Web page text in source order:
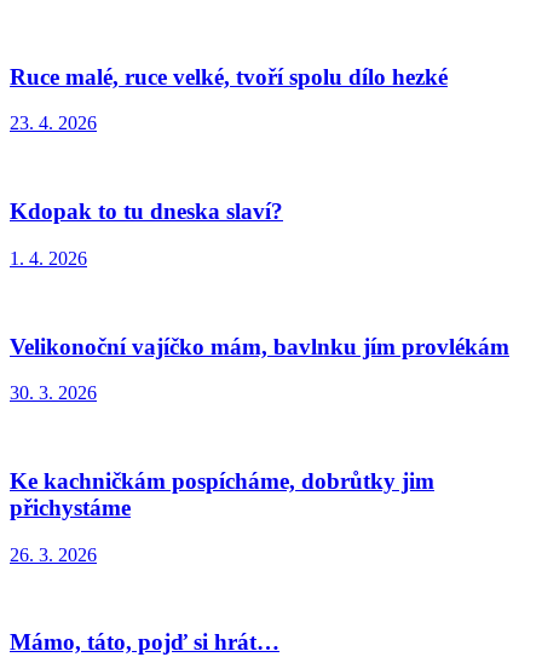
Ruce malé, ruce velké, tvoří spolu dílo hezké
23. 4. 2026
Kdopak to tu dneska slaví?
1. 4. 2026
Velikonoční vajíčko mám, bavlnku jím provlékám
30. 3. 2026
Ke kachničkám pospícháme, dobrůtky jim
přichystáme
26. 3. 2026
Mámo, táto, pojď si hrát…